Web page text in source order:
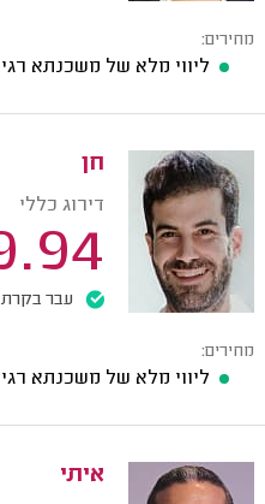
מחירים:
ליווי מלא של משכנתא
חן
דירוג כללי
עבר בקרת
מחירים:
ליווי מלא של משכנתא
איתי